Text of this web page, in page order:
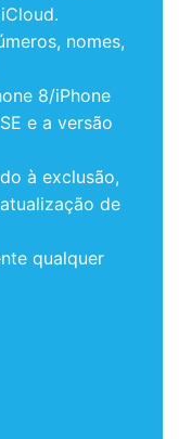
nomes,
8/iPhone
e a versão
à exclusão,
de
qualquer